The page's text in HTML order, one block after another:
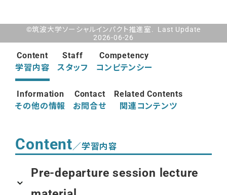
©筑波大学ソーシャルインパクト推進室. Last Update
2026-06-26
Content
学習内容
Staff
スタッフ
Competency
コンピテンシー
Information
その他の情報
Contact
お問合せ
Related Contents
関連コンテンツ
Content／学習内容
Pre-departure session lecture